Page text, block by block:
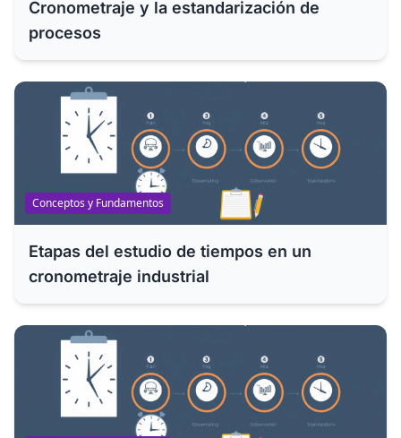
Cronometraje y la estandarización de
procesos
Conceptos y Fundamentos
Etapas del estudio de tiempos en un
cronometraje industrial